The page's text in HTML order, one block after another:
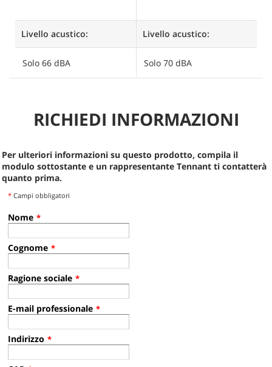
Livello acustico:
Solo 66 dBA
Livello acustico:
Solo 70 dBA
RICHIEDI INFORMAZIONI
Per ulteriori informazioni su questo prodotto, compila il
modulo sottostante e un rappresentante Tennant ti contatterà
quanto prima.
* Campi obbligatori
Nome *
Cognome *
Ragione sociale *
E-mail professionale *
Indirizzo *